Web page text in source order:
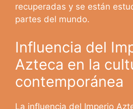
recuperadas y se están
partes del mundo.
Influencia del
Azteca en la
contemporánea
La influencia del Imperio